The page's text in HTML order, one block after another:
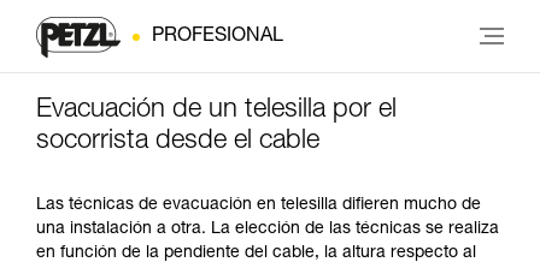
PROFESIONAL
Evacuación de un telesilla por el
socorrista desde el cable
Las técnicas de evacuación en telesilla difieren mucho de
una instalación a otra. La elección de las técnicas se realiza
en función de la pendiente del cable, la altura respecto al